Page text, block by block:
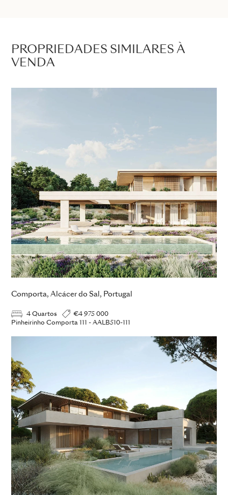
PROPRIEDADES SIMILARES À
VENDA
Comporta, Alcácer do Sal, Portugal
4 Quartos
€4 975 000
Pinheirinho Comporta 111 - AALB510-111